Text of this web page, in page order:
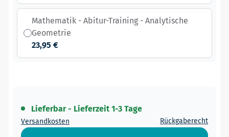
Mathematik - Abitur-Training - Analytische
Geometrie
23,95 €
Lieferbar - Lieferzeit 1-3 Tage
Versandkosten Rückgaberecht